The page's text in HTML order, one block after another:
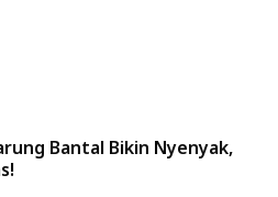
Bantal Bikin Nyenyak,